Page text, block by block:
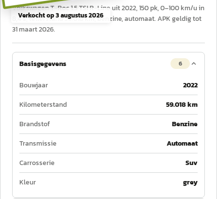
Verkocht op3 augustus 2026
Volkswagen T-Roc 1.5 TSI R-Line uit 2022, 150 pk, 0–100 km/u in
8,4 s, tellerstand 59.018 km, benzine, automaat. APK geldig tot
31 maart 2026.
Basisgegevens 6
Bouwjaar
2022
Kilometerstand
59.018 km
Brandstof
Benzine
Transmissie
Automaat
Carrosserie
Suv
Kleur
grey